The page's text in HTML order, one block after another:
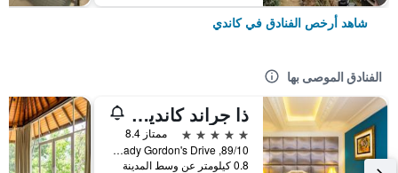
شاهد أرخص الفنادق في كاندي
الفنادق الموصى بها
ذا جراند كانديان
5 نجوم
ممتاز 8.4
89/10, Lady Gordon's Drive, كاندي, سريلانكا
0.8 كيلومتر عن وسط المدينة